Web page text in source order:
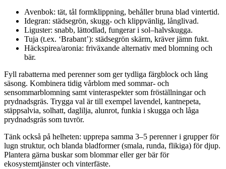
Avenbok: tät, tål formklippning, behåller bruna blad vintertid.
Idegran: städsegrön, skugg- och klippvänlig, långlivad.
Liguster: snabb, lättodlad, fungerar i sol–halvskugga.
Tuja (t.ex. ‘Brabant’): städsegrön skärm, kräver jämn fukt.
Häckspirea/aronia: friväxande alternativ med blomning och
bär.
Fyll rabatterna med perenner som ger tydliga färgblock och lång
säsong. Kombinera tidig vårblom med sommar- och
sensommarblomning samt vinteraspekter som fröställningar och
prydnadsgräs. Trygga val är till exempel lavendel, kantnepeta,
stäppsalvia, solhatt, daglilja, alunrot, funkia i skugga och låga
prydnadsgräs som tuvrör.
Tänk också på helheten: upprepa samma 3–5 perenner i grupper för
lugn struktur, och blanda bladformer (smala, runda, flikiga) för djup.
Plantera gärna buskar som blommar eller ger bär för
ekosystemtjänster och vinterfäste.